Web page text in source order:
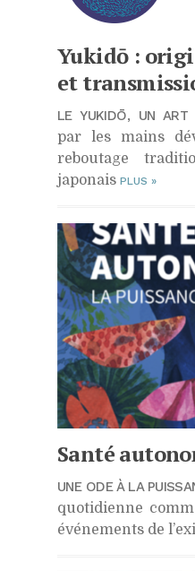
Yukidō :
et
LE YUKIDŌ, UN ART
par les mains
reboutage
japonais PLUS »
Santé
UNE ODE À LA
quotidienne
événements de